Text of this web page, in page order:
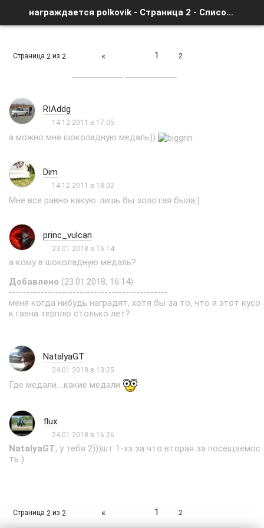
награждается polkovik - Страница 2 - Список форумов
Страница 2 из 2 « 1 2
RIAddg
14.12.2011 в 17:05
а можно мне шоколадную медаль))
Dim
14.12.2011 в 18:02
Мне все равно какую..лишь бы золотая была:)
princ_vulcan
23.01.2018 в 16:14
а кому в шоколадную медаль?
Добавлено (23.01.2018, 16:14)
---------------------------------------------
меня когда нибудь наградят, хотя бы за то, что я этот кусо
к гавна терплю столько лет?
NatalyaGT
24.01.2018 в 13:25
Где медали....какие медали
flux
24.01.2018 в 16:26
NatalyaGT, у тебя 2)))шт 1-хз за что вторая за посещаемос
ть )
Страница 2 из 2 « 1 2